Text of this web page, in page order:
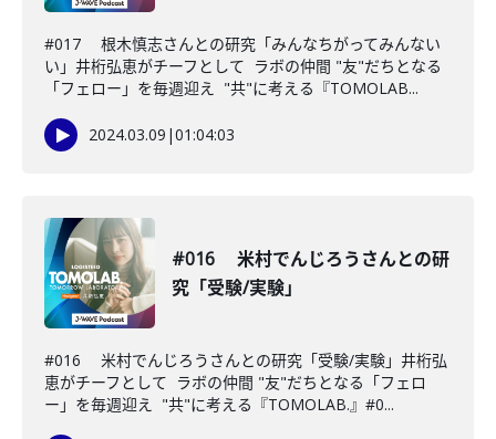
#017 根木慎志さんとの研究「みんなちがってみんない
い」井桁弘恵がチーフとして ラボの仲間 "友"だちとなる
「フェロー」を毎週迎え "共"に考える『TOMOLAB...
2024.03.09 |01:04:03
#016 米村でんじろうさんとの研
究「受験/実験」
#016 米村でんじろうさんとの研究「受験/実験」井桁弘
恵がチーフとして ラボの仲間 "友"だちとなる「フェロ
ー」を毎週迎え "共"に考える『TOMOLAB.』#0...